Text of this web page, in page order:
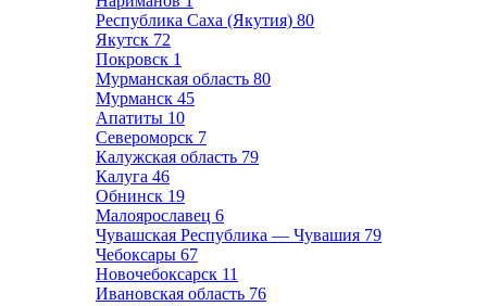
Республика Саха (Якутия) 80
Якутск 72
Покровск 1
Мурманская область 80
Мурманск 45
Апатиты 10
Североморск 7
Калужская область 79
Калуга 46
Обнинск 19
Малоярославец 6
Чувашская Республика — Чувашия 79
Чебоксары 67
Новочебоксарск 11
Ивановская область 76